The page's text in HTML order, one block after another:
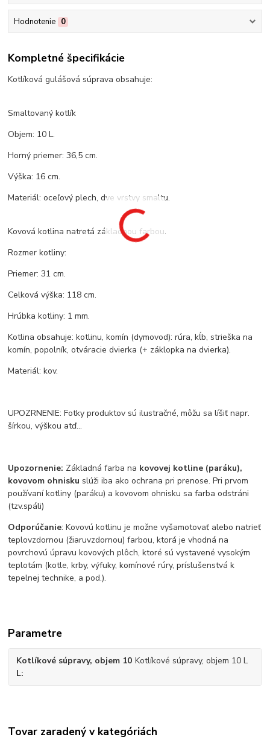
Hodnotenie 0
Kompletné špecifikácie
Kotlíková gulášová súprava obsahuje:
Smaltovaný kotlík
Objem: 10 L.
Horný priemer: 36,5 cm.
Výška: 16 cm.
Materiál: oceľový plech, dve vrstvy smaltu.
Kovová kotlina natretá základnou farbou.
Rozmer kotliny:
Priemer: 31 cm.
Celková výška: 118 cm.
Hrúbka kotliny: 1 mm.
Kotlina obsahuje: kotlinu, komín (dymovod): rúra, kĺb, strieška na
komín, popolník, otváracie dvierka (+ záklopka na dvierka).
Materiál: kov.
UPOZRNENIE: Fotky produktov sú ilustračné, môžu sa líšiť napr.
šírkou, výškou atď...
Upozornenie: Základná farba na kovovej kotline (paráku),
kovovom ohnisku slúži iba ako ochrana pri prenose. Pri prvom
používaní kotliny (paráku) a kovovom ohnisku sa farba odstráni
(tzv.spáli)
Odporúčanie: Kovovú kotlinu je možne vyšamotovať alebo natrieť
teplovzdornou (žiaruvzdornou) farbou, ktorá je vhodná na
povrchovú úpravu kovových plôch, ktoré sú vystavené vysokým
teplotám (kotle, krby, výfuky, komínové rúry, príslušenstvá k
tepelnej technike, a pod.).
Parametre
Kotlíkové súpravy, objem 10
L
Kotlíkové súpravy, objem 10 L
Tovar zaradený v kategóriách